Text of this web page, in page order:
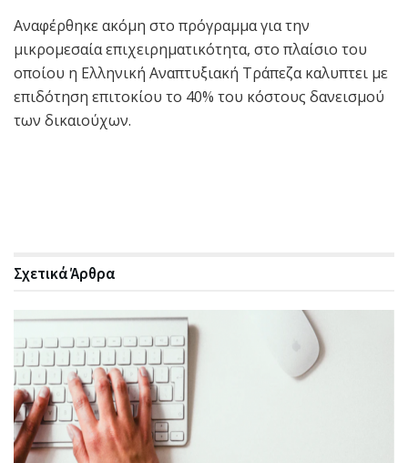
Αναφέρθηκε ακόμη στο πρόγραμμα για την
μικρομεσαία επιχειρηματικότητα, στο πλαίσιο του
οποίου η Ελληνική Αναπτυξιακή Τράπεζα καλυπτει με
επιδότηση επιτοκίου το 40% του κόστους δανεισμού
των δικαιούχων.
ΣχετικάΆρθρα